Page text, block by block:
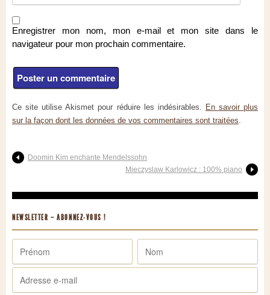
Enregistrer mon nom, mon e-mail et mon site dans le
navigateur pour mon prochain commentaire.
Ce site utilise Akismet pour réduire les indésirables. En savoir plus
sur la façon dont les données de vos commentaires sont traitées
Doomin Kim enchante Mendelssohn
Mieczyslaw Karlowicz : 100% piano
NEWSLETTER – ABONNEZ-VOUS !